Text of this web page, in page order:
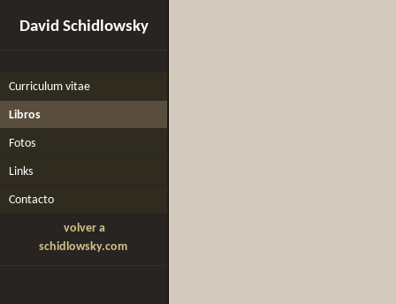
David Schidlowsky
Curriculum vitae
Libros
Fotos
Links
Contacto
volver a
schidlowsky.com